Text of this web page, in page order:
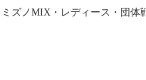
ズノMIX・レディース・団体